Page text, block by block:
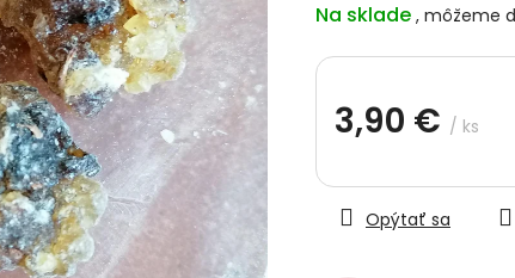
Na sklade
3,90 € / ks
cena:
Opýtať sa
z
hviezdičiek.